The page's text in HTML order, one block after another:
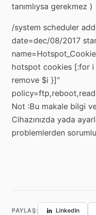
tanımlıysa gerekmez )
/system scheduler
date=dec/08/2017
hotspot cookies [:for
remove $i }]"
Not :Bu makale bilgi
Cihazınızda yada
problemlerden
PAYLAŞ: LinkedIn